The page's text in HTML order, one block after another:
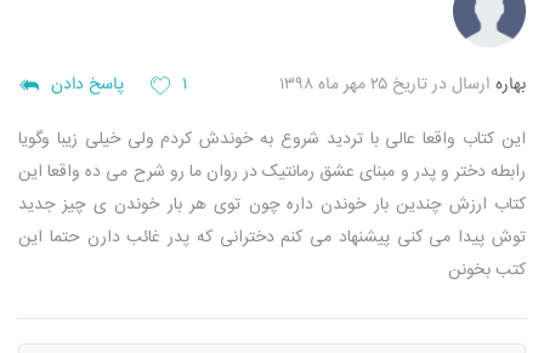
بهاره ارسال در تاریخ ۲۵ مهر ماه ۱۳۹۸ ۱ پاسخ دادن
این کتاب واقعا عالی با تردید شروع به خوندش کردم ولی خیلی زیبا وگویا
رابطه دختر و پدر و مبنای عشق رمانتیک در روان ما رو شرح می ده واقعا این
کتاب ارزش چندین بار خوندن داره چون توی هر بار خوندن ی چیز جدید
توش پیدا می کنی پیشنهاد می کنم دخترانی که پدر غائب دارن حتما این
کتب بخونن